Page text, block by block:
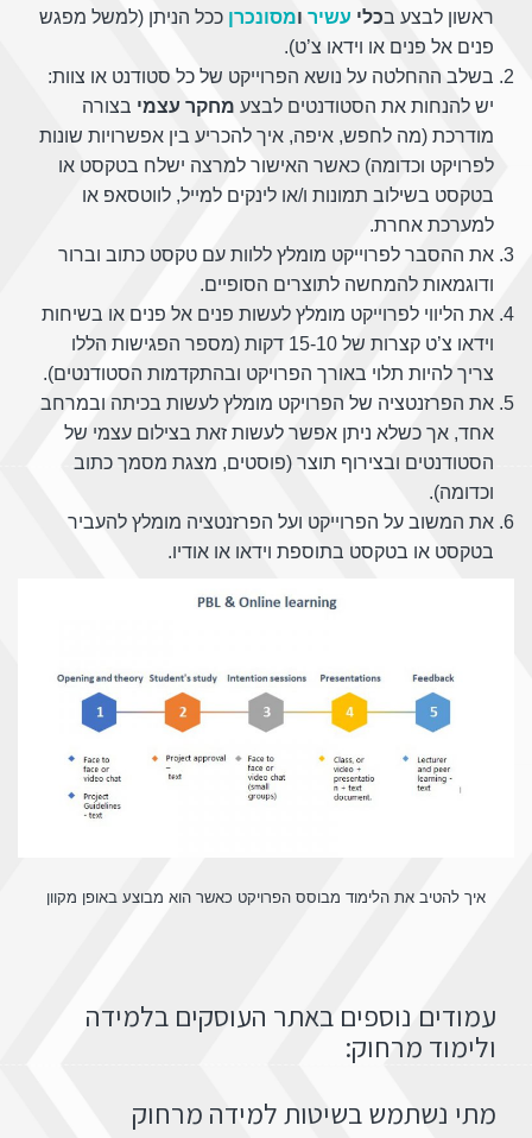
ראשון לבצע בכלי עשיר ומסונכרן ככל הניתן (למשל מפגש
פנים אל פנים או וידאו צ’ט).
בשלב ההחלטה על נושא הפרוייקט של כל סטודנט או צוות:
יש להנחות את הסטודנטים לבצע מחקר עצמי בצורה
מודרכת (מה לחפש, איפה, איך להכריע בין אפשרויות שונות
לפרויקט וכדומה) כאשר האישור למרצה ישלח בטקסט או
בטקסט בשילוב תמונות ו/או לינקים למייל, לווטסאפ או
למערכת אחרת.
את ההסבר לפרוייקט מומלץ ללוות עם טקסט כתוב וברור
ודוגמאות להמחשה לתוצרים הסופיים.
את הליווי לפרוייקט מומלץ לעשות פנים אל פנים או בשיחות
וידאו צ’ט קצרות של 15-10 דקות (מספר הפגישות הללו
צריך להיות תלוי באורך הפרויקט ובהתקדמות הסטודנטים).
את הפרזנטציה של הפרויקט מומלץ לעשות בכיתה ובמרחב
אחד, אך כשלא ניתן אפשר לעשות זאת בצילום עצמי של
הסטודנטים ובצירוף תוצר (פוסטים, מצגת מסמך כתוב
וכדומה).
את המשוב על הפרוייקט ועל הפרזנטציה מומלץ להעביר
בטקסט או בטקסט בתוספת וידאו או אודיו.
איך להטיב את הלימוד מבוסס הפרויקט כאשר הוא מבוצע באופן מקוון
עמודים נוספים באתר העוסקים בלמידה
ולימוד מרחוק:
מתי נשתמש בשיטות למידה מרחוק